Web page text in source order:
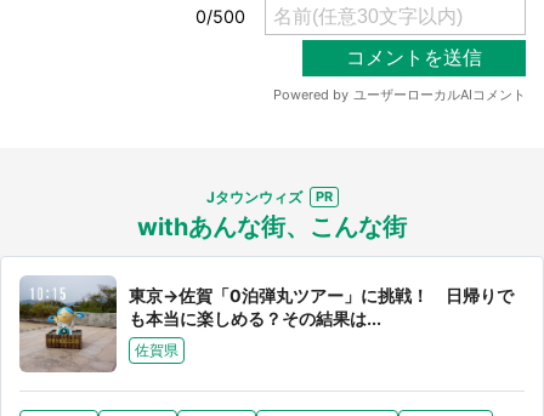
Jタウンウィズ
withあんな街、こんな街
東京→佐賀「0泊弾丸ツアー」に挑戦！ 日帰りで
も本当に楽しめる？その結果は...
佐賀県